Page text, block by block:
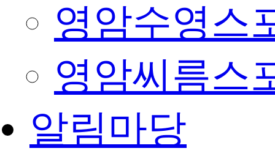
영암수영스
영암씨름스
알림마당